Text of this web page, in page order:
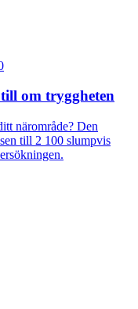
om tryggheten
närområde? Den
till 2 100 slumpvis